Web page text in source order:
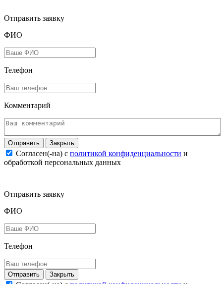
Отправить заявку
ФИО
Телефон
Комментарий
Закрыть
Согласен(-на) c политикой конфиденциальности и
обработкой персональных данных
Отправить заявку
ФИО
Телефон
Закрыть